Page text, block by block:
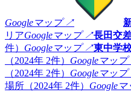
Googleマップ ↗
リアGoogleマップ ↗長田交
件） Googleマップ ↗東中学
（2024年 2件） Googleマッ
（2024年 2件） Googleマッ
場所（2024年 2件） Google